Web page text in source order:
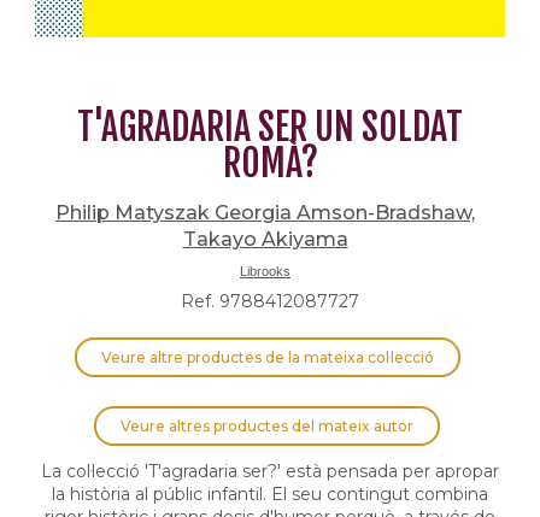
T'AGRADARIA SER UN SOLDAT
ROMÀ?
Philip Matyszak Georgia Amson-Bradshaw,
Takayo Akiyama
Librooks
Ref. 9788412087727
Veure altre productes de la mateixa col·lecció
Veure altres productes del mateix autor
La col·lecció 'T'agradaria ser?' està pensada per apropar
la història al públic infantil. El seu contingut combina